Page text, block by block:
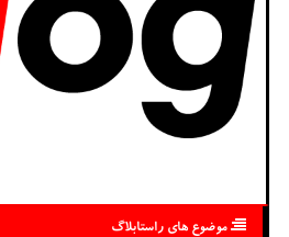
موضوع های راستابلاگ